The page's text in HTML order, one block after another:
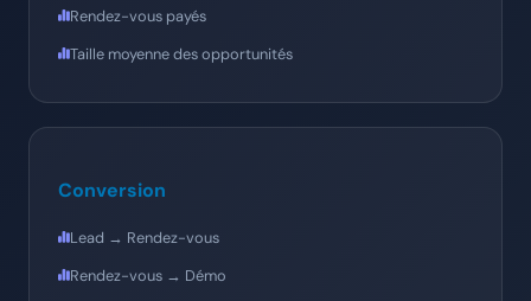
Rendez-vous payés
Taille moyenne des opportunités
Conversion
Lead → Rendez-vous
Rendez-vous → Démo